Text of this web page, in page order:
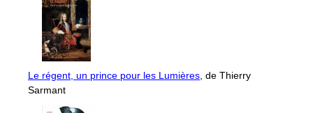
Le régent, un prince pour les Lumières , de Thierry
Sarmant